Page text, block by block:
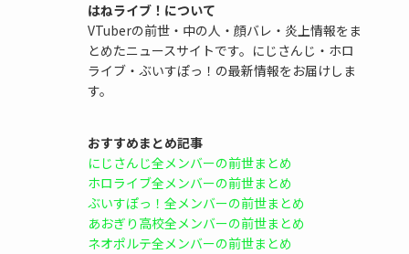
はねライブ！について
VTuberの前世・中の人・顔バレ・炎上情報をま
とめたニュースサイトです。にじさんじ・ホロ
ライブ・ぶいすぽっ！の最新情報をお届けしま
す。
おすすめまとめ記事
にじさんじ全メンバーの前世まとめ
ホロライブ全メンバーの前世まとめ
ぶいすぽっ！全メンバーの前世まとめ
あおぎり高校全メンバーの前世まとめ
ネオポルテ全メンバーの前世まとめ